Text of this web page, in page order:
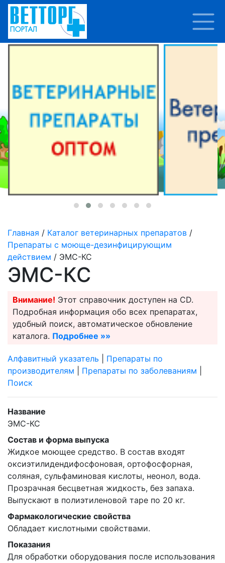
Главная / Каталог ветеринарных препаратов /
Препараты с моюще-дезинфицирующим
действием / ЭМС-КС
ЭМС-КС
Внимание! Этот справочник доступен на CD.
Подробная информация обо всех препаратах,
удобный поиск, автоматическое обновление
каталога. Подробнее »»
Алфавитный указатель
Препараты по
производителям
Препараты по заболеваниям
Поиск
Название
ЭМС-КС
Состав и форма выпуска
Жидкое моющее средство. В состав входят
оксиэтилидендифосфоновая, ортофосфорная,
соляная, сульфаминовая кислоты, неонол, вода.
Прозрачная бесцветная жидкость, без запаха.
Выпускают в полиэтиленовой таре по 20 кг.
Фармакологические свойства
Обладает кислотными свойствами.
Показания
Для обработки оборудования после использования